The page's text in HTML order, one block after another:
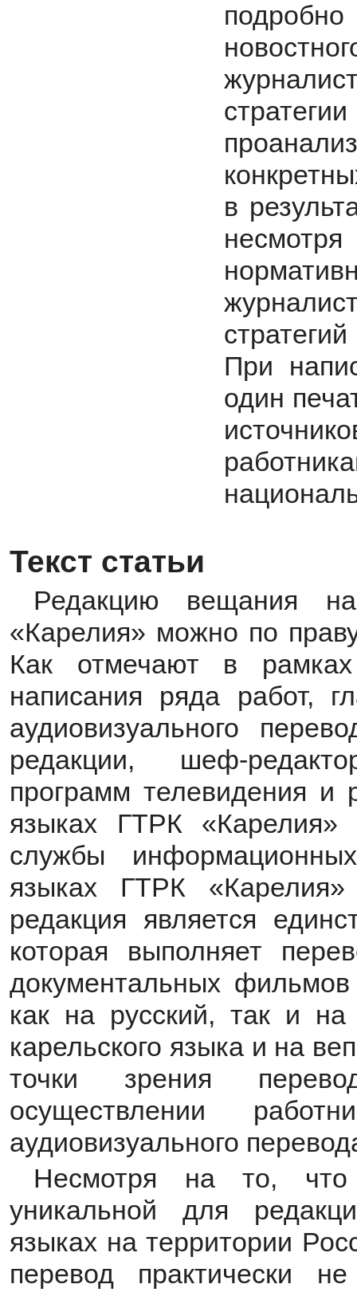
в
При
один
Текст статьи
Редакцию вещания
«Карелия» можно по
Как отмечают в
написания ряда работ,
аудиовизуального
редакции, шеф-
программ телевидения и
языках ГТРК
службы
языках ГТРК
редакция является
которая выполняет
документальных
как на русский, так и
карельского языка и на
точки зрения
осуществлении
аудиовизуального
Несмотря на то, что
уникальной для
языках на территории
перевод практически